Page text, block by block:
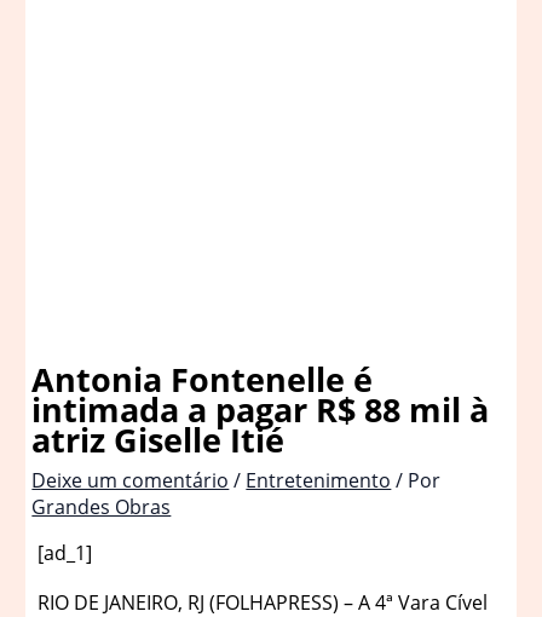
Antonia Fontenelle é
intimada a pagar R$ 88 mil à
atriz Giselle Itié
Deixe um comentário / Entretenimento / Por
Grandes Obras
[ad_1]
RIO DE JANEIRO, RJ (FOLHAPRESS) – A 4ª Vara Cível